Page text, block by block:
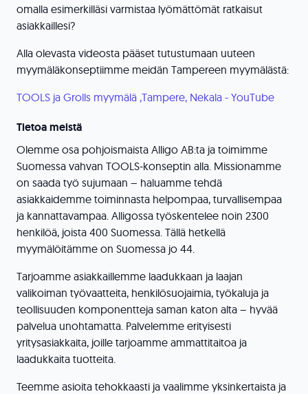
omalla esimerkilläsi varmistaa lyömättömät ratkaisut
asiakkaillesi?
Alla olevasta videosta pääset tutustumaan uuteen
myymäläkonseptiimme meidän Tampereen myymälästä:
TOOLS ja Grolls myymälä ,Tampere, Nekala - YouTube
Tietoa meistä
Olemme osa pohjoismaista Alligo AB:ta ja toimimme
Suomessa vahvan TOOLS-konseptin alla. Missionamme
on saada työ sujumaan – haluamme tehdä
asiakkaidemme toiminnasta helpompaa, turvallisempaa
ja kannattavampaa. Alligossa työskentelee noin 2300
henkilöä, joista 400 Suomessa. Tällä hetkellä
myymälöitämme on Suomessa jo 44.
Tarjoamme asiakkaillemme laadukkaan ja laajan
valikoiman työvaatteita, henkilösuojaimia, työkaluja ja
teollisuuden komponentteja saman katon alta – hyvää
palvelua unohtamatta. Palvelemme erityisesti
yritysasiakkaita, joille tarjoamme ammattitaitoa ja
laadukkaita tuotteita.
Teemme asioita tehokkaasti ja vaalimme yksinkertaista ja